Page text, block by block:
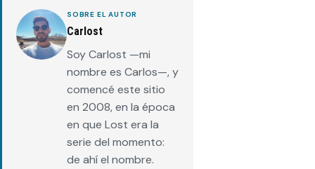
SOBRE EL AUTOR
Carlost
Soy Carlost —mi
nombre es Carlos—, y
comencé este sitio
en 2008, en la época
en que Lost era la
serie del momento:
de ahí el nombre.